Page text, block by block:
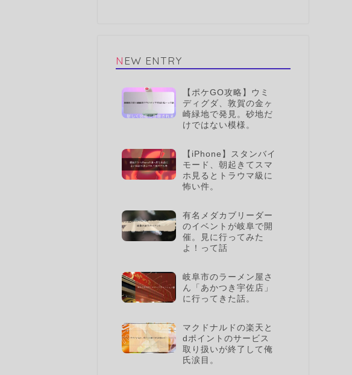
NEW ENTRY
【ポケGO攻略】ウミ
ディグダ、敦賀の金ヶ
崎緑地で発見。砂地だ
けではない模様。
【iPhone】スタンバイ
モード、朝起きてスマ
ホ見るとトラウマ級に
怖い件。
有名メダカブリーダー
のイベントが岐阜で開
催。見に行ってみた
よ！って話
岐阜市のラーメン屋さ
ん「あかつき宇佐店」
に行ってきた話。
マクドナルドの楽天と
dポイントのサービス
取り扱いが終了して俺
氏涙目。